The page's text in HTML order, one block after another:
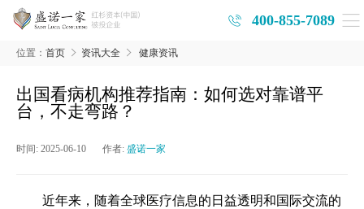
400-855-7089
位置： 首页 资讯大全 健康资讯
出国看病机构推荐指南：如何选对靠谱平
台，不走弯路？
时间: 2025-06-10 作者: 盛诺一家
近年来，随着全球医疗信息的日益透明和国际交流的